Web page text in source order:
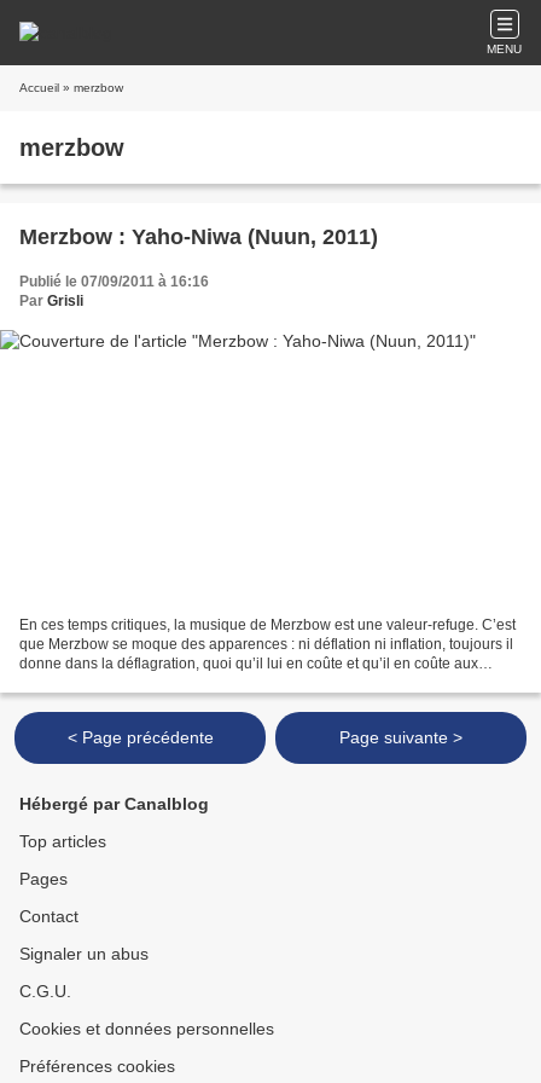
MENU
Accueil » merzbow
merzbow
Merzbow : Yaho-Niwa (Nuun, 2011)
Publié le 07/09/2011 à 16:16
Par Grisli
En ces temps critiques, la musique de Merzbow est une valeur-refuge. C’est
que Merzbow se moque des apparences : ni déflation ni inflation, toujours il
donne dans la déflagration, quoi qu’il lui en coûte et qu’il en coûte aux
< Page précédente Page suivante >
Hébergé par Canalblog
Top articles
Pages
Contact
Signaler un abus
C.G.U.
Cookies et données personnelles
Préférences cookies